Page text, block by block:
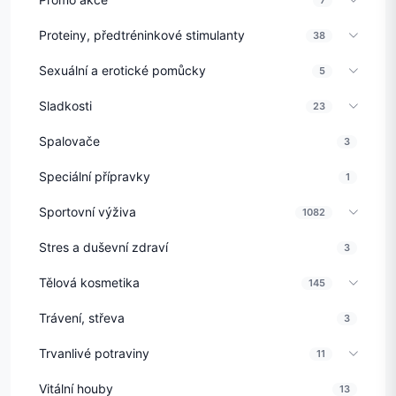
Proteiny, předtréninkové stimulanty 38
Sexuální a erotické pomůcky 5
Sladkosti 23
Spalovače 3
Speciální přípravky 1
Sportovní výživa 1082
Stres a duševní zdraví 3
Tělová kosmetika 145
Trávení, střeva 3
Trvanlivé potraviny 11
Vitální houby 13